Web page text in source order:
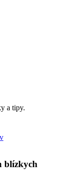
a tipy.
blízkych